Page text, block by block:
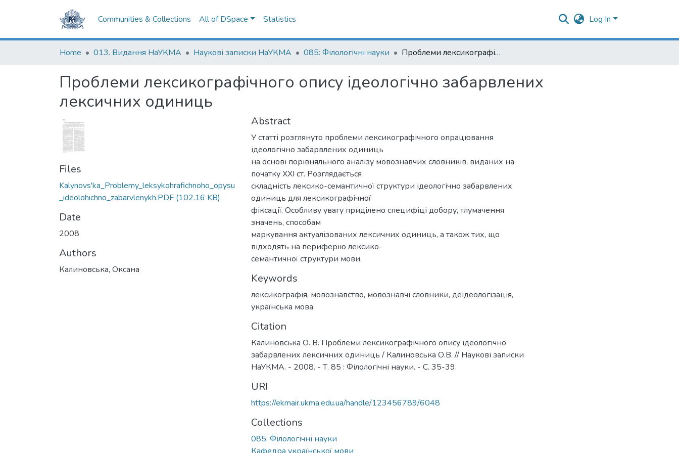
Communities & Collections All of DSpace Statistics Log In
Home 013. Видання НаУКМА Наукові записки НаУКМА 085: Філологічні науки Проблеми лексикографічного опису ідеологічно забарвлених лексичних одиниць
Проблеми лексикографічного опису ідеологічно забарвлених
лексичних одиниць
Files
Kalynovs'ka_Problemy_leksykohrafichnoho_opysu
_ideolohichno_zabarvlenykh.PDF (102.16 KB)
Date
2008
Authors
Калиновська, Оксана
Abstract
У статті розглянуто проблеми лексикографічного опрацювання
ідеологічно забарвлених одиниць
на основі порівняльного аналізу мовознавчих словників, виданих на
початку ХХІ ст. Розглядається
складність лексико-семантичної структури ідеологічно забарвлених
одиниць для лексикографічної
фіксації. Особливу увагу приділено специфіці добору, тлумачення
значень, способам
маркування актуалізованих лексичних одиниць, а також тих, що
відходять на периферію лексико-
семантичної структури мови.
Keywords
лексикографія, мовознавство, мовознавчі словники, деідеологізація,
українська мова
Citation
Калиновська О. В. Проблеми лексикографічного опису ідеологічно
забарвлених лексичних одиниць / Калиновська О.В. // Наукові записки
НаУКМА. - 2008. - Т. 85 : Філологічні науки. - С. 35-39.
URI
https://ekmair.ukma.edu.ua/handle/123456789/6048
Collections
085: Філологічні науки